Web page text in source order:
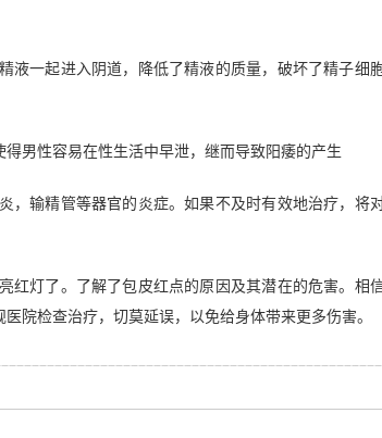
一起进入阴道，降低了精液的质量，破坏了精子细胞
男性容易在性生活中早泄，继而导致阳痿的产生
输精管等器官的炎症。如果不及时有效地治疗，将
灯了。了解了包皮红点的原因及其潜在的危害。相
院检查治疗，切莫延误，以免给身体带来更多伤害。